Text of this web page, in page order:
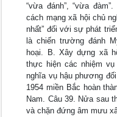
“vừa đánh”, “vừa
cách mạng xã hội chủ
nhất” đối với sự phát
là chiến trường đánh
hoại. B. Xây dựng xã
thực hiện các nhiệm
nghĩa vụ hậu phương
1954 miền Bắc hoàn
Nam. Câu 39. Nửa sau
và chặn đứng âm mưu